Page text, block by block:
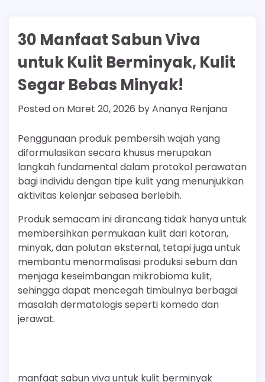
30 Manfaat Sabun Viva
untuk Kulit Berminyak, Kulit
Segar Bebas Minyak!
Posted on Maret 20, 2026 byAnanya Renjana
Penggunaan produk pembersih wajah yang
diformulasikan secara khusus merupakan
langkah fundamental dalam protokol perawatan
bagi individu dengan tipe kulit yang menunjukkan
aktivitas kelenjar sebasea berlebih.
Produk semacam ini dirancang tidak hanya untuk
membersihkan permukaan kulit dari kotoran,
minyak, dan polutan eksternal, tetapi juga untuk
membantu menormalisasi produksi sebum dan
menjaga keseimbangan mikrobioma kulit,
sehingga dapat mencegah timbulnya berbagai
masalah dermatologis seperti komedo dan
jerawat.
manfaat sabun viva untuk kulit berminyak